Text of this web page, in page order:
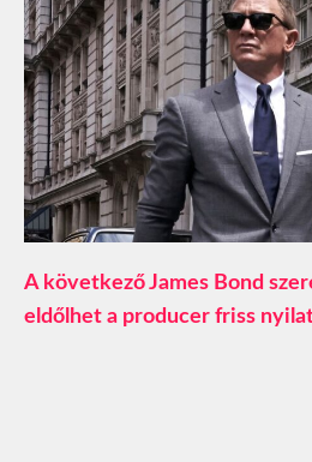
A következő James Bond
eldőlhet a producer friss